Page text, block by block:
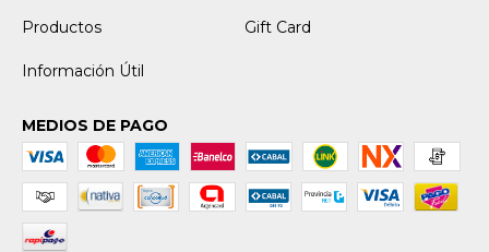
Productos
Gift Card
Información Útil
MEDIOS DE PAGO